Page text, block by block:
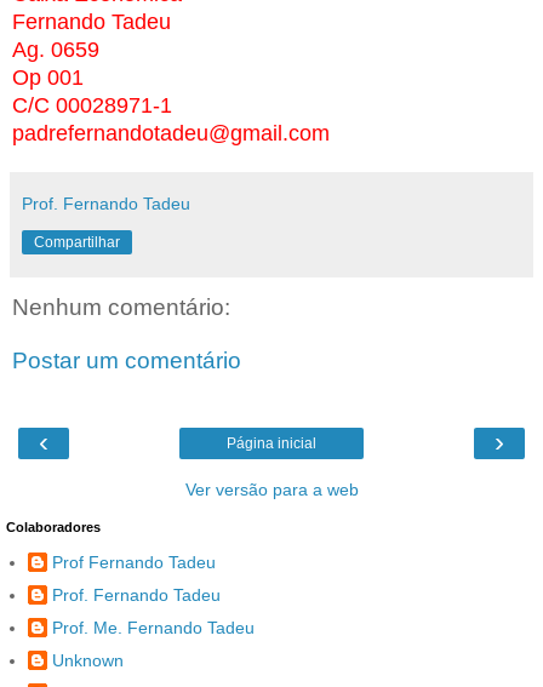
Fernando Tadeu
Ag. 0659
Op 001
C/C 00028971-1
padrefernandotadeu@gmail.com
Prof. Fernando Tadeu
Compartilhar
Nenhum comentário:
Postar um comentário
‹ ›
Página inicial
Ver versão para a web
Colaboradores
Prof Fernando Tadeu
Prof. Fernando Tadeu
Prof. Me. Fernando Tadeu
Unknown